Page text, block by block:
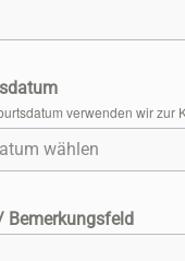
verwenden wir zur
Bemerkungsfeld